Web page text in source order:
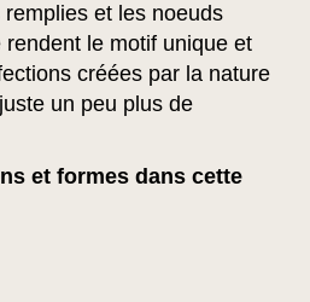
et les noeuds
le motif unique et
créées par la nature
un peu plus de
et formes dans cette